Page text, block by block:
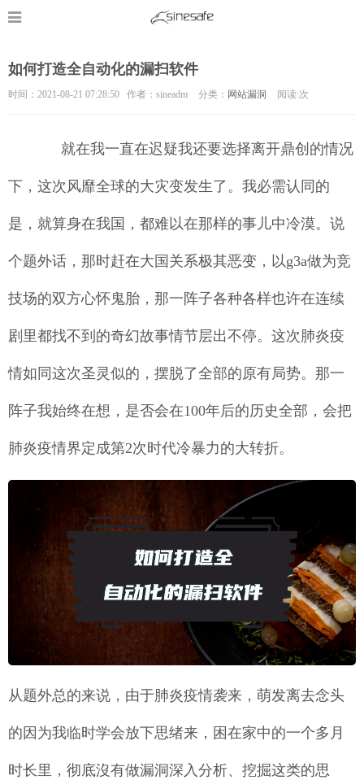
如何打造全自动化的漏扫软件
时间：2021-08-21 07:28:50 作者：sineadm 分类： 网站漏洞 阅读:次
就在我一直在迟疑我还要选择离开鼎创的情况
下，这次风靡全球的大灾变发生了。我必需认同的
是，就算身在我国，都难以在那样的事儿中冷漠。说
个题外话，那时赶在大国关系极其恶变，以g3a做为竞
技场的双方心怀鬼胎，那一阵子各种各样也许在连续
剧里都找不到的奇幻故事情节层出不停。这次肺炎疫
情如同这次圣灵似的，摆脱了全部的原有局势。那一
阵子我始终在想，是否会在100年后的历史全部，会把
肺炎疫情界定成第2次时代冷暴力的大转折。
从题外总的来说，由于肺炎疫情袭来，萌发离去念头
的因为我临时学会放下思绪来，困在家中的一个多月
时长里，彻底沒有做漏洞深入分析、挖掘这类的思